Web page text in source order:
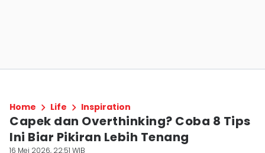
Home Life Inspiration
Capek dan Overthinking? Coba 8 Tips
Ini Biar Pikiran Lebih Tenang
16 Mei 2026, 22:51 WIB